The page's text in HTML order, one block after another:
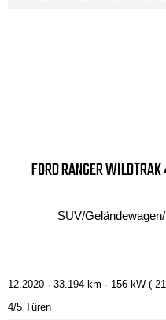
FORD RANGER
SUV/
12.2020 · 33.194 km · 156 kW (
4/5 Türen